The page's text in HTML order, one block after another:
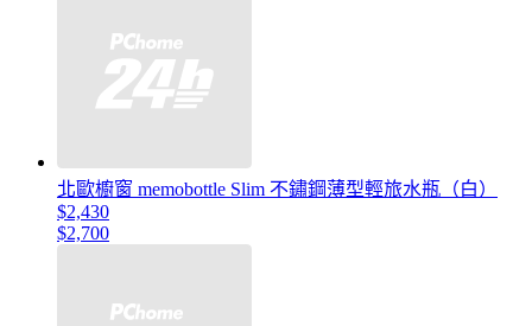
北歐櫥窗 memobottle Slim 不鏽鋼薄型輕旅水瓶（白）
$2,430
$2,700